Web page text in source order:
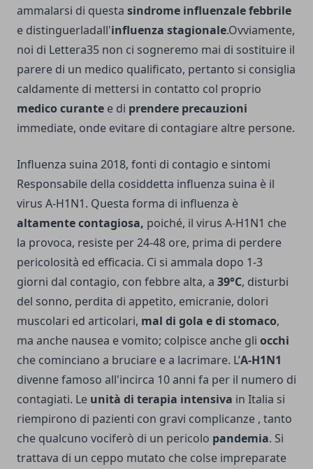
ammalarsi di questa sindrome influenzale febbrile
e distinguerladall'influenza stagionale.Ovviamente,
noi di Lettera35 non ci sogneremo mai di sostituire il
parere di un medico qualificato, pertanto si consiglia
caldamente di mettersi in contatto col proprio
medico curante e di prendere precauzioni
immediate, onde evitare di contagiare altre persone.
Influenza suina 2018, fonti di contagio e sintomi
Responsabile della cosiddetta influenza suina è il
virus A-H1N1. Questa forma di influenza è
altamente contagiosa, poiché, il virus A-H1N1 che
la provoca, resiste per 24-48 ore, prima di perdere
pericolosità ed efficacia. Ci si ammala dopo 1-3
giorni dal contagio, con febbre alta, a 39°C, disturbi
del sonno, perdita di appetito, emicranie, dolori
muscolari ed articolari, mal di gola e di stomaco,
ma anche nausea e vomito; colpisce anche gli occhi
che cominciano a bruciare e a lacrimare. L’A-H1N1
divenne famoso all'incirca 10 anni fa per il numero di
contagiati. Le unità di terapia intensiva in Italia si
riempirono di pazienti con gravi complicanze , tanto
che qualcuno vociferò di un pericolo pandemia. Si
trattava di un ceppo mutato che colse impreparate